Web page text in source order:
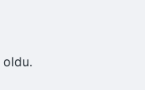
oldu.